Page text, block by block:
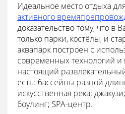
Идеальное место отдыха
активного
доказательство тому, что в
только парки, костёлы, и
аквапарк построен с
современных технологий и
настоящий
есть: бассейны разной
искусственная река;
боулинг; SPA-центр.